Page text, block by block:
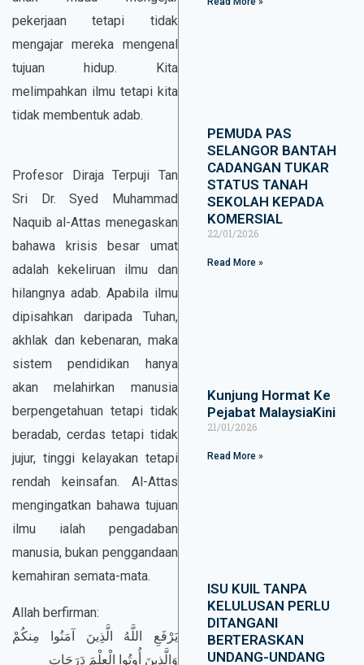
pekerjaan tetapi tidak
mengajar mereka mengenal
tujuan hidup. Kita
melimpahkan ilmu tetapi kita
tidak membentuk adab.
Profesor Diraja Terpuji Tan
Sri Dr. Syed Muhammad
Naquib al-Attas menegaskan
bahawa krisis besar umat
adalah kekeliruan ilmu dan
hilangnya adab. Apabila ilmu
dipisahkan daripada Tuhan,
akhlak dan kebenaran, maka
sistem pendidikan hanya
akan melahirkan manusia
berpengetahuan tetapi tidak
beradab, cerdas tetapi tidak
jujur, tinggi kelayakan tetapi
rendah keinsafan. Al-Attas
mengingatkan bahawa tujuan
ilmu ialah pengadaban
manusia, bukan penggandaan
kemahiran semata-mata.
Allah berfirman:
يَرْفَعِ اللَّهُ الَّذِينَ آمَنُوا مِنكُمْ
وَالَّذِينَ أُوتُوا الْعِلْمَ دَرَجَاتٍ
PEMUDA PAS
SELANGOR BANTAH
CADANGAN TUKAR
STATUS TANAH
SEKOLAH KEPADA
KOMERSIAL
22/01/2026
Read More »
Kunjung Hormat Ke
Pejabat MalaysiaKini
21/01/2026
Read More »
ISU KUIL TANPA
KELULUSAN PERLU
DITANGANI
BERTERASKAN
UNDANG-UNDANG